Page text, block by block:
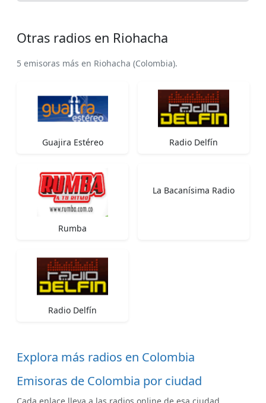
Otras radios en Riohacha
5 emisoras más en Riohacha (Colombia).
Guajira Estéreo Radio Delfín
Rumba
La Bacanísima Radio
Radio Delfín
Explora más radios en Colombia
Emisoras de Colombia por ciudad